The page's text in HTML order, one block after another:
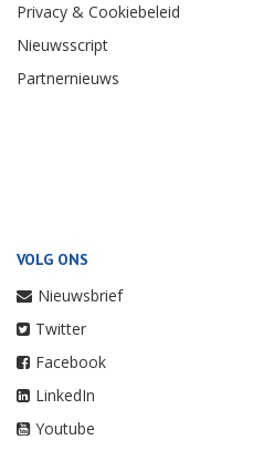
Privacy & Cookiebeleid
Nieuwsscript
Partnernieuws
VOLG ONS
Nieuwsbrief
Twitter
Facebook
LinkedIn
Youtube